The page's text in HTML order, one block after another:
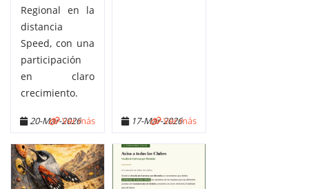
Regional en la
distancia
Speed, con una
participación
en claro
crecimiento.
20-Mar-2026
Ver más 17-Mar-2026
Ver más